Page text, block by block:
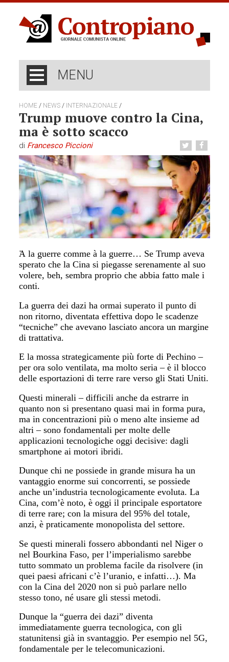
MENU
HOME / NEWS / INTERNAZIONALE /
Trump muove contro la Cina,
ma è sotto scacco
di Francesco Piccioni
Ἀ la guerre comme à la guerre… Se Trump aveva
sperato che la Cina si piegasse serenamente al suo
volere, beh, sembra proprio che abbia fatto male i
conti.
La guerra dei dazi ha ormai superato il punto di
non ritorno, diventata effettiva dopo le scadenze
“tecniche” che avevano lasciato ancora un margine
di trattativa.
E la mossa strategicamente più forte di Pechino –
per ora solo ventilata, ma molto seria – è il blocco
delle esportazioni di terre rare verso gli Stati Uniti.
Questi minerali – difficili anche da estrarre in
quanto non si presentano quasi mai in forma pura,
ma in concentrazioni più o meno alte insieme ad
altri – sono fondamentali per molte delle
applicazioni tecnologiche oggi decisive: dagli
smartphone ai motori ibridi.
Dunque chi ne possiede in grande misura ha un
vantaggio enorme sui concorrenti, se possiede
anche un’industria tecnologicamente evoluta. La
Cina, com’è noto, è oggi il principale esportatore
di terre rare; con la misura del 95% del totale,
anzi, è praticamente monopolista del settore.
Se questi minerali fossero abbondanti nel Niger o
nel Bourkina Faso, per l’imperialismo sarebbe
tutto sommato un problema facile da risolvere (in
quei paesi africani c’è l’uranio, e infatti…). Ma
con la Cina del 2020 non si può parlare nello
stesso tono, né usare gli stessi metodi.
Dunque la “guerra dei dazi” diventa
immediatamente guerra tecnologica, con gli
statunitensi già in svantaggio. Per esempio nel 5G,
fondamentale per le telecomunicazioni.